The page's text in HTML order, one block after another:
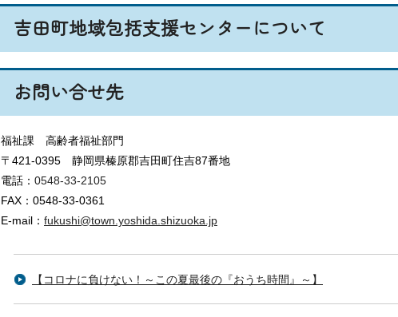
吉田町地域包括支援センターについて
お問い合せ先
福祉課 高齢者福祉部門
〒421-0395 静岡県榛原郡吉田町住吉87番地
電話： 0548-33-2105
FAX：0548-33-0361
E-mail： fukushi@town.yoshida.shizuoka.jp
【コロナに負けない！～この夏最後の『おうち時間』～】